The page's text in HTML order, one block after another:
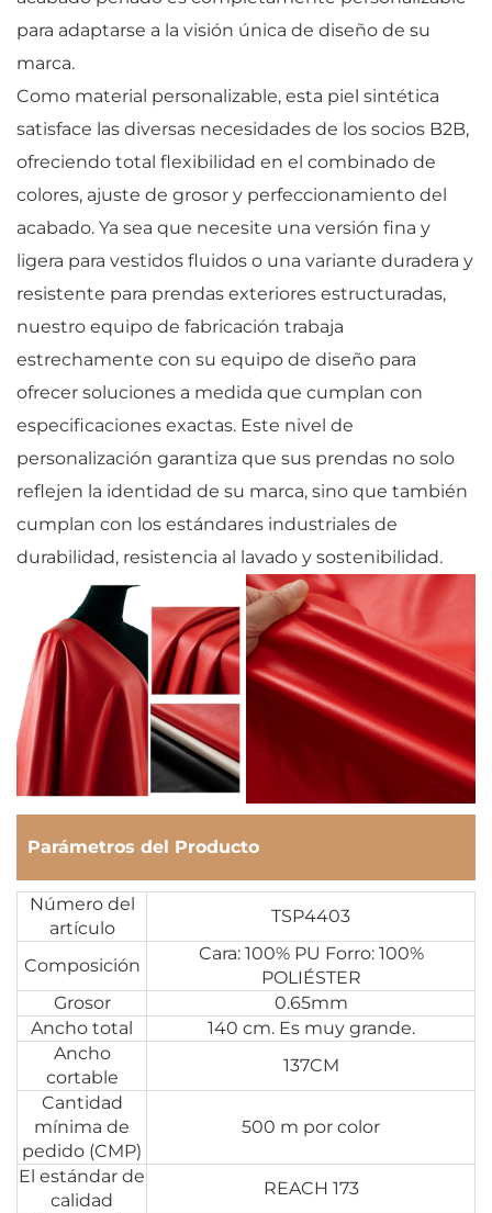
para adaptarse a la visión única de diseño de su
marca.
Como material personalizable, esta piel sintética
satisface las diversas necesidades de los socios B2B,
ofreciendo total flexibilidad en el combinado de
colores, ajuste de grosor y perfeccionamiento del
acabado. Ya sea que necesite una versión fina y
ligera para vestidos fluidos o una variante duradera y
resistente para prendas exteriores estructuradas,
nuestro equipo de fabricación trabaja
estrechamente con su equipo de diseño para
ofrecer soluciones a medida que cumplan con
especificaciones exactas. Este nivel de
personalización garantiza que sus prendas no solo
reflejen la identidad de su marca, sino que también
cumplan con los estándares industriales de
durabilidad, resistencia al lavado y sostenibilidad.
Parámetros del Producto
Número del
artículo
TSP4403
Composición
Cara: 100% PU Forro: 100%
POLIÉSTER
Grosor
0.65mm
Ancho total
140 cm. Es muy grande.
Ancho
cortable
137CM
Cantidad
mínima de
pedido (CMP)
500 m por color
El estándar de
calidad
REACH 173